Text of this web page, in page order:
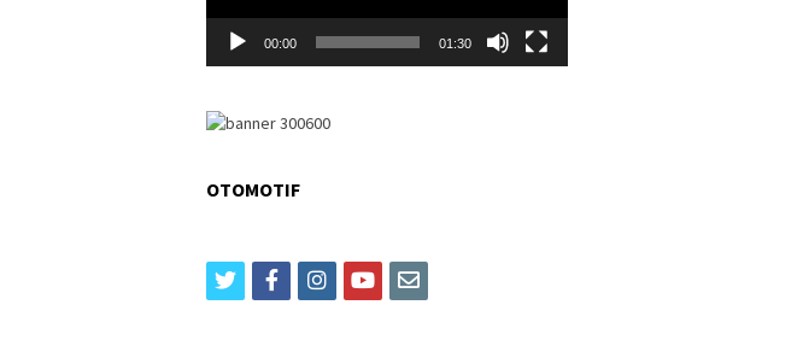
00:00 01:30
OTOMOTIF
twitterfacebookinstagram
youtubeemail